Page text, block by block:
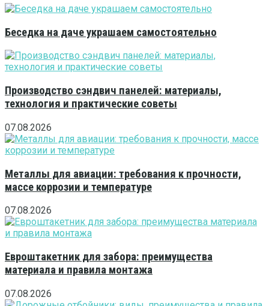
Беседка на даче украшаем самостоятельно
Производство сэндвич панелей: материалы,
технология и практические советы
07.08.2026
Металлы для авиации: требования к прочности,
массе коррозии и температуре
07.08.2026
Евроштакетник для забора: преимущества
материала и правила монтажа
07.08.2026